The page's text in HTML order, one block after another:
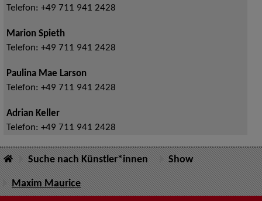
Telefon: +49 711 941 2428
Marion Spieth
Telefon: +49 711 941 2428
Paulina Mae Larson
Telefon: +49 711 941 2428
Adrian Keller
Telefon: +49 711 941 2428
Suche nach Künstler*innen Show
Maxim Maurice